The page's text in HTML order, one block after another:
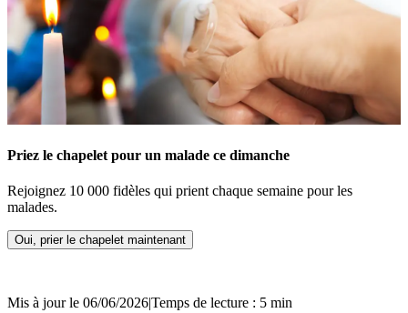
Priez le chapelet pour un malade ce dimanche
Rejoignez 10 000 fidèles qui prient chaque semaine pour les
malades.
Oui, prier le chapelet maintenant
Mis à jour le 06/06/2026|Temps de lecture : 5 min